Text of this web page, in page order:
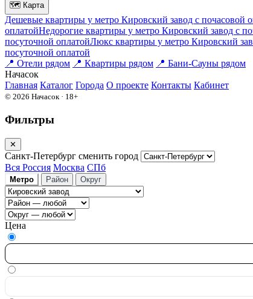
🗺 Карта
Дешевые квартиры у метро Кировский завод c почасовой
оплатойНедорогие квартиры у метро Кировский завод c
посуточной оплатойЛюкс квартиры у метро Кировский
посуточной оплатой
📍 Отели рядом 📍 Квартиры рядом 📍 Бани-Сауны рядом
Начасок
Главная Каталог Города О проекте Контакты Кабинет
© 2026 Начасок · 18+
Фильтры
✕
Санкт-Петербург сменить город
Вся Россия Москва СПб
Метро Район Округ
Цена